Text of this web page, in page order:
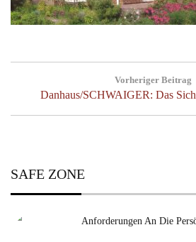
Vorheriger Beitrag
Previous
Danhaus/SCHWAIGER: Das
SAFE ZONE
Anforderungen An Die